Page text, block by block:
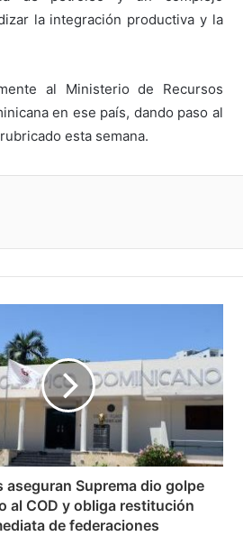
la integración productiva y la
al Ministerio de Recursos
en ese país, dando paso al
esta semana.
aseguran Suprema dio golpe
al COD y obliga restitución
de federaciones